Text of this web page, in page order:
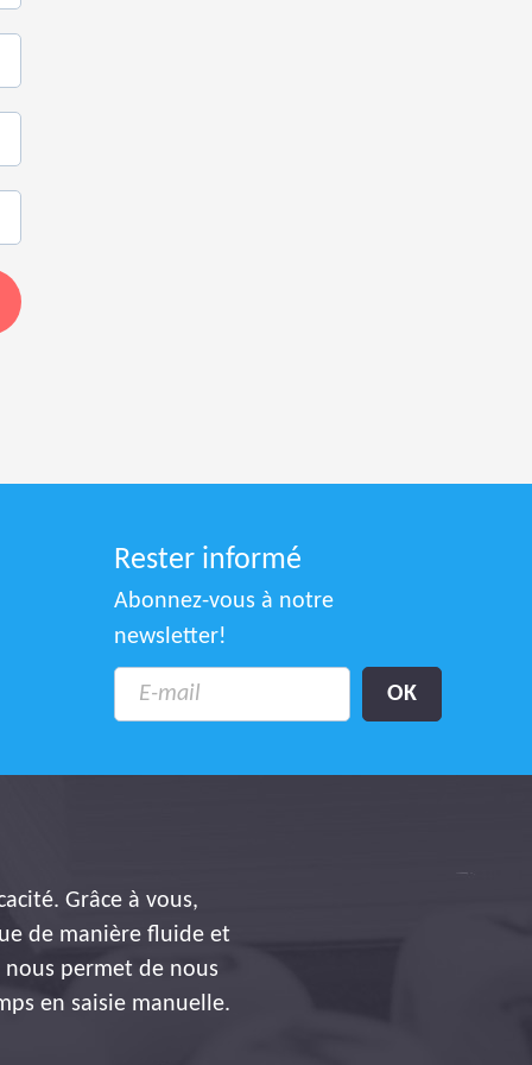
Rester informé
Abonnez-vous à notre
newsletter!
Grâce à vous,
de manière fluide et
permet de nous
en saisie manuelle.